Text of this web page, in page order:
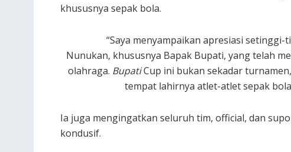
khususnya sepak bola.
“Saya menyampaikan apresiasi
Nunukan, khususnya Bapak Bupati, yang telah
olahraga. BupatiCup ini bukan sekadar
tempat lahirnya atlet-atlet sepak
Ia juga mengingatkan seluruh tim, official, dan
kondusif.